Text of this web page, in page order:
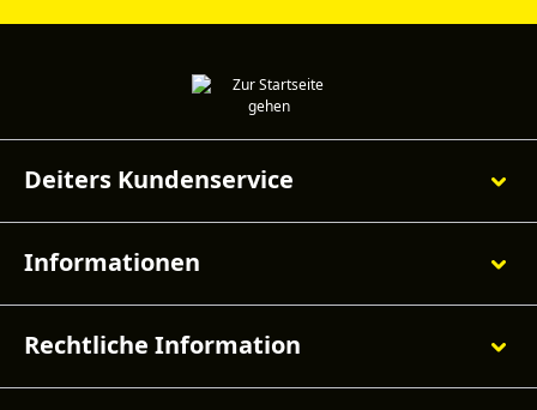
Deiters Kundenservice
Informationen
Rechtliche Information